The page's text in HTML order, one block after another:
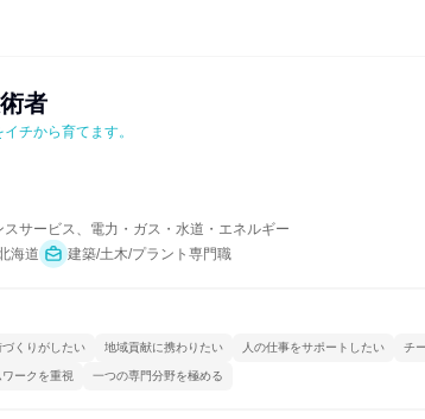
者
チから育てます。
サービス、電力・ガス・水道・エネルギー
海道 建築/土木/プラント専門職
くりがしたい 地域貢献に携わりたい 人の仕事をサポートしたい チ
ークを重視 一つの専門分野を極める